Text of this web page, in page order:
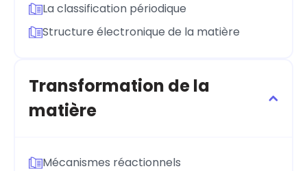
La classification périodique
Structure électronique de la matière
Transformation de la
matière
Mécanismes réactionnels